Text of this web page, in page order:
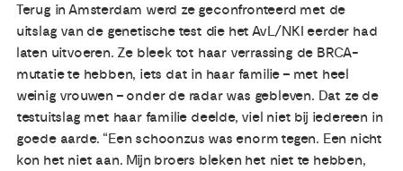
Terug in Amsterdam werd ze geconfronteerd met de
uitslag van de genetische test die het AvL/NKI eerder had
laten uitvoeren. Ze bleek tot haar verrassing de BRCA-
mutatie te hebben, iets dat in haar familie – met heel
weinig vrouwen – onder de radar was gebleven. Dat ze de
testuitslag met haar familie deelde, viel niet bij iedereen in
goede aarde. “Een schoonzus was enorm tegen. Een nicht
kon het niet aan. Mijn broers bleken het niet te hebben,